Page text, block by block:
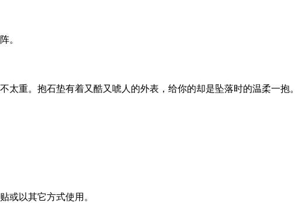
。
重。抱石垫有着又酷又唬人的外表，给你的却是坠落时的温柔一抱。
或以其它方式使用。